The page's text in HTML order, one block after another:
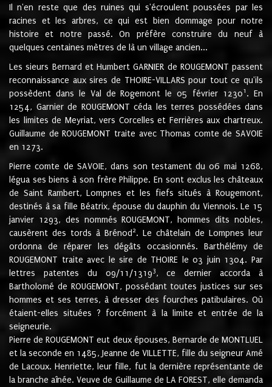
Il n'en reste que des ruines qui s'écroulent poussées par les
racines et les arbres, ce qui est bien dommage pour notre
histoire et notre passé. On préfère construire du neuf à
quelques centaines mètres de là un village ancien...
Les sieurs Bernard et Humbert GARNIER de ROUGEMONT passent
reconnaissance aux sires de THOIRE-VILLARS pour tout ce qu'ils
possèdent dans le Val de Rogemont le 05 février 12301 . En
1254, Garnier de ROUGEMONT céda les terres possédées dans
les limites de Meyriat, vers Corcelles et Ferrières aux chartreux.
Guillaume de ROUGEMONT traite avec Thomas comte de SAVOIE
en 1273.
Pierre comte de SAVOIE, dans son testament du 06 mai 1268,
légua ses biens à son frère Philippe. En sont exclus les châteaux
de Saint Rambert, Lompnes et les fiefs situés à Rougemont,
destinés à sa fille Béatrix, épouse du dauphin du Viennois. Le 15
janvier 1293, des nommés ROUGEMONT, hommes dits nobles,
causèrent des tords à Brénod 2. Le châtelain de Lompnes leur
ordonna de réparer les dégâts occasionnés. Barthélémy de
ROUGEMONT traite avec le sire de THOIRE le 03 juin 1304. Par
lettres patentes du 09/11/13193, ce dernier accorda à
Bartholomé de ROUGEMONT, possédant toutes justices sur ses
hommes et ses terres, à dresser des fourches patibulaires. Où
étaient-elles situées ? forcément à la limite et entrée de la
seigneurie.
Pierre de ROUGEMONT eut deux épouses, Bernarde de MONTLUEL
et la seconde en 1485, Jeanne de VILLETTE, fille du seigneur Amé
de Lacoux. Henriette, leur fille, fut la dernière représentante de
la branche aînée. Veuve de Guillaume de LA FOREST, elle demanda